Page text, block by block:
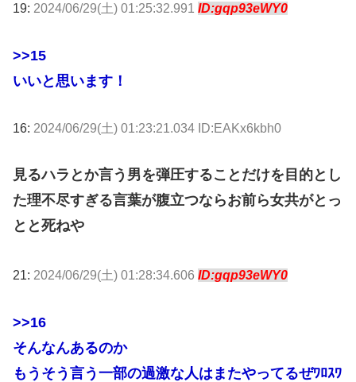
19: 2024/06/29(土) 01:25:32.991 ID:gqp93eWY0
>>15
いいと思います！
16: 2024/06/29(土) 01:23:21.034 ID:EAKx6kbh0
見るハラとか言う男を弾圧することだけを目的とし
た理不尽すぎる言葉が腹立つならお前ら女共がとっ
とと死ねや
21: 2024/06/29(土) 01:28:34.606 ID:gqp93eWY0
>>16
そんなんあるのか
もうそう言う一部の過激な人はまたやってるぜﾜﾛｽﾜ